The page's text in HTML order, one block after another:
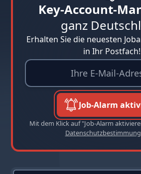
Key-Account-
ganz
Erhalten Sie die neuesten
in Ihr Postfach!
Job-Alarm
Mit dem Klick auf "Job-Alarm